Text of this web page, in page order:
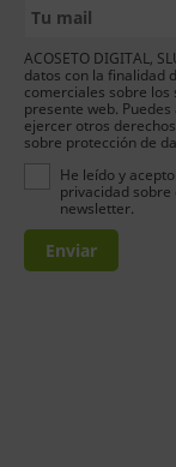
ACOSETO DIGITAL,
datos con la finalidad
comerciales sobre los
presente web.
ejercer otros
sobre protección de
He leído y
privacidad
newsletter.
Enviar